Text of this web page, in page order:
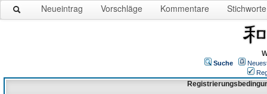
Neueintrag Vorschläge Kommentare Stichworte
Suche